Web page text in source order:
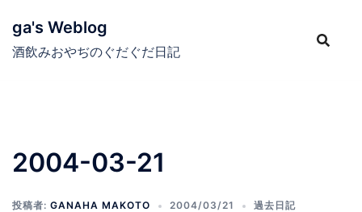
ga's Weblog
酒飲みおやぢのぐだぐだ日記
2004-03-21
投稿者: GANAHA MAKOTO 2004/03/21 過去日記